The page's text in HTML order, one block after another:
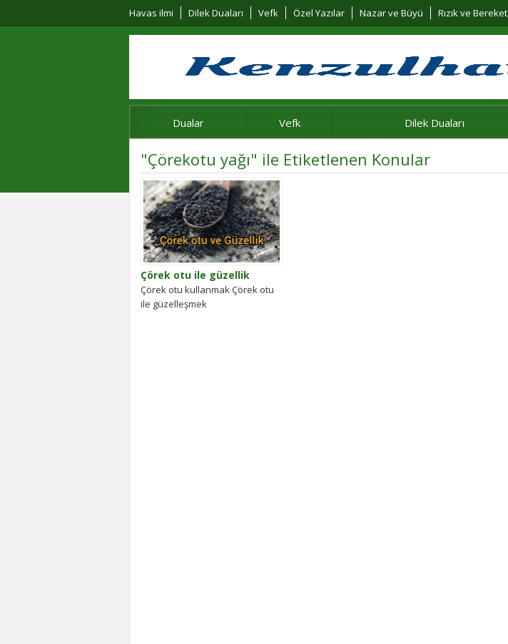
Havas ilmi Dilek Duaları Vefk Özel Yazılar Nazar ve Büyü Rızık ve Bereket
Dualar Vefk Dilek Duaları
"Çörekotu yağı" ile Etiketlenen Konular
Çörek otu ile güzellik
Çörek otu kullanmak Çörek otu
ile güzelleşmek